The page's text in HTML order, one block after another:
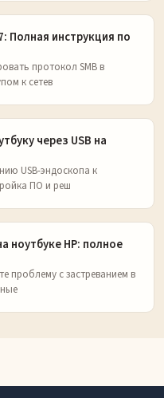
Полная инструкция по
протокол SMB в
к сетев
через USB на
USB-эндоскопа к
ПО и реш
ноутбуке HP: полное
проблему с застреванием в